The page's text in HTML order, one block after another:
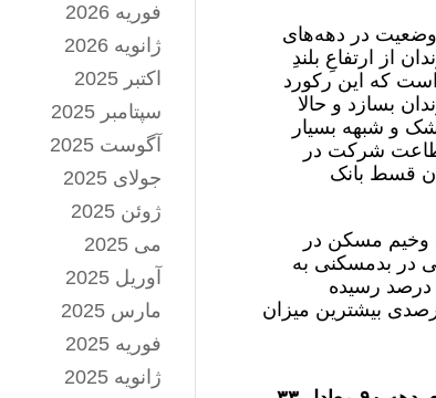
وضعیت در دهه‌های
از ارتفاعِ بلندِ
این است که این رکورد
بسازد و حالا
جای شک و شبهه بسیار
شرکت در
باشی و هر ماه بیش از ۱۰ میلیون تومان قسط بانک
جاری از وضعیت وخیم مسکن در
در بدمسکنی به
سر می‌برند؛ بدمسکنی در اوایل دهه۹۰ معادل ۳۳ درصد بوده اما در پایان این دهه به ۵۵ درصد رسیده
بررسی جدید مرکز پژوهش‌های مجلس نشان می‌دهد نرخ بدمسکنیِ ۵۵‌ درصدی بیشترین میزان
فوریه 2026
ژانویه 2026
اکتبر 2025
سپتامبر 2025
آگوست 2025
جولای 2025
ژوئن 2025
می 2025
آوریل 2025
مارس 2025
فوریه 2025
ژانویه 2025